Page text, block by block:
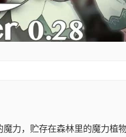
力，贮存在森林里的魔力植物